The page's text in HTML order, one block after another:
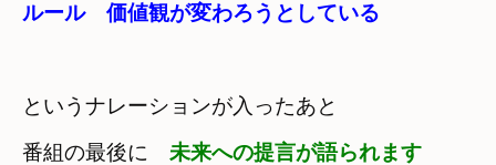
ルール　価値観が変わろうとしている
というナレーションが入ったあと
番組の最後に 未来への提言が語られます